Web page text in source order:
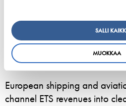
SALLI
MUOKKAA
800 kesätyöntekijää
Linen laivoilla – moni heistä
merenkulusta
23. kesäkuuta 2026 - Viking Line Abp
European shipping and
channel ETS revenues into